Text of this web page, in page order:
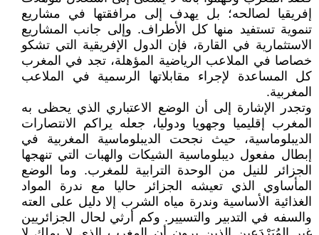
إفريقيا لصالحه؛ بل يهدف إلى مرافقتها في مشاريع
تنموية تستفيد منها كل الأطراف. وإلى جانب المشاريع
الاستثمارية في القارة، فإن الدول الإفريقية التي تشكو
خصاصا في الملاعب الرياضية المؤهلة، تجد في المغرب
كل المساعدة لإجراء مقابلاتها الرسمية في الملاعب
المغربية.
وتجدر الإشارة إلى أن الوضع الاعتباري الذي يحظى به
المغرب إقليميا وجهويا ودوليا، جعله يراكم الانتصارات
الديبلوماسية، حيث نجحت الديبلوماسية المغربية في
إبطال مفعول ديبلوماسية الشيكات والهبات التي تنهجها
الجزائر للنيل من الوحدة الترابية للمغرب. وما الوضع
المأساوي الذي تعيشه الجزائر حاليا مع ندرة المواد
الغذائية الأساسية وندرة مياه الشرب إلا دليل على العته
والسفه في التدبير والتسيير. وكم أرثي لحال الجزائريين